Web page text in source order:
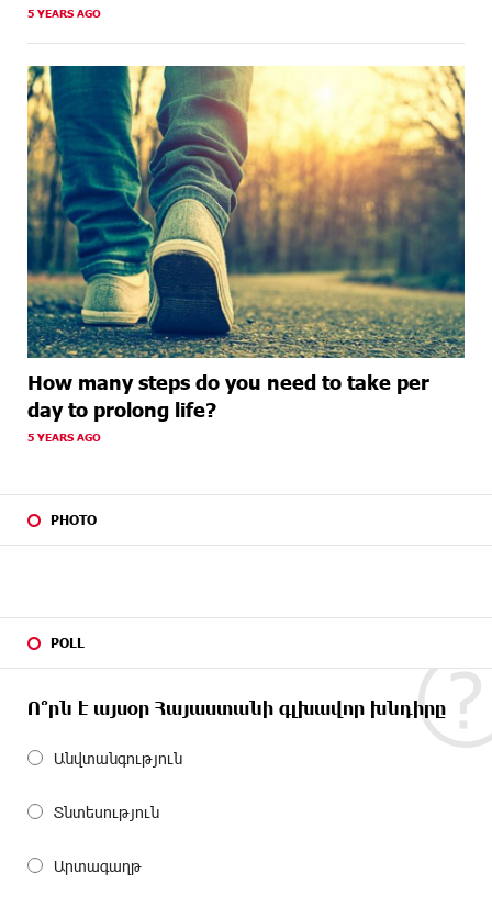
5 YEARS AGO
How many steps do you need to take per
day to prolong life?
5 YEARS AGO
PHOTO
POLL
Ո՞րն է այսօր Հայաստանի գլխավոր խնդիրը
Անվտանգություն
Տնտեսություն
Արտագաղթ